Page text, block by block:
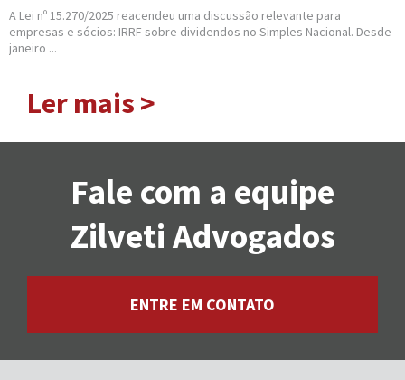
A Lei nº 15.270/2025 reacendeu uma discussão relevante para
empresas e sócios: IRRF sobre dividendos no Simples Nacional. Desde
janeiro ...
Ler mais >
Fale com a equipe
Zilveti Advogados
ENTRE EM CONTATO